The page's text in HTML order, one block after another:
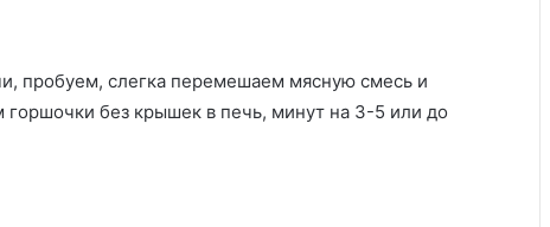
пробуем, слегка перемешаем мясную смесь и
без крышек в печь, минут на 3-5 или до